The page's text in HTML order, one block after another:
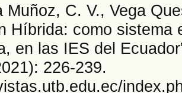
Muñoz, C. V., Vega
Híbrida: como sistema
en las IES del
226-239.